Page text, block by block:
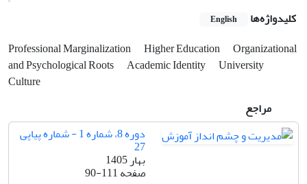
کلیدواژه‌ها English
Professional Marginalization Higher Education
Organizational
and Psychological Roots
Academic Identity
University
Culture
مراجع
دوره 8، شماره 1 - شماره پیاپی
27
بهار 1405
صفحه90-111